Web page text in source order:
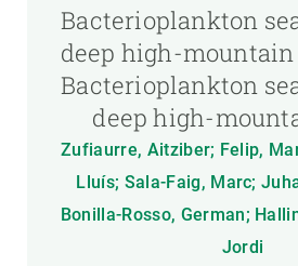
Bacterioplankton
deep high-mountain
Bacterioplankton
deep high-
Zufiaurre, Aitziber; Felip,
Lluís; Sala-Faig, Marc;
Bonilla-Rosso, German;
Jordi